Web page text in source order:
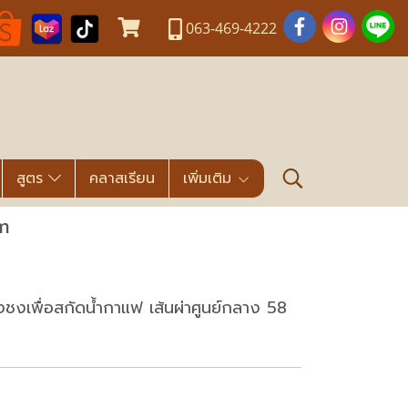
063-469-4222
สูตร คลาสเรียน เพิ่มเติม
ชงเพื่อสกัดน้ำกาแฟ เส้นผ่าศูนย์กลาง 58